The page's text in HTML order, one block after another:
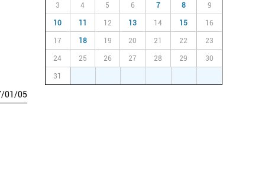
/01/05
3 4 5 6 7 8 9
10 11 12 13 14 15 16
17 18 19 20 21 22 23
24 25 26 27 28 29 30
31